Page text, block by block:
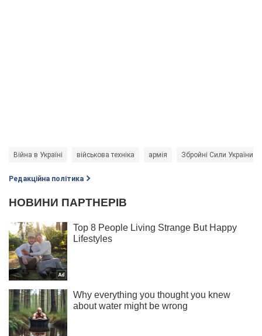
Війна в Україні військова техніка армія Збройні Сили України
Редакційна політика